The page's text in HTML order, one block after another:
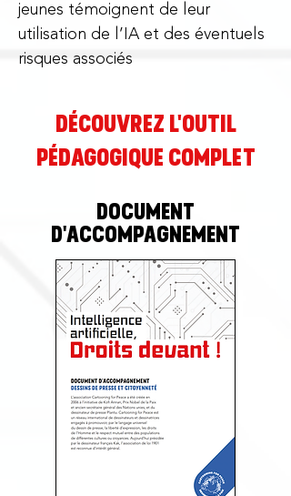
jeunes témoignent de leur
utilisation de l’IA et des éventuels
risques associés
découvrez l'outil
PÉDAGOGIQUE complet
Document
d'accompagnement